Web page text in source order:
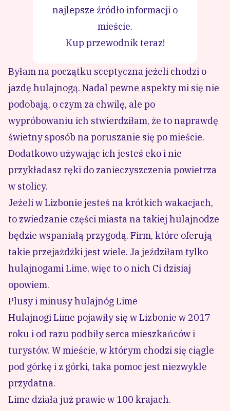
najlepsze źródło informacji o
mieście.
Kup przewodnik teraz!
Byłam na początku sceptyczna jeżeli chodzi o
jazdę hulajnogą. Nadal pewne aspekty mi się nie
podobają, o czym za chwilę, ale po
wypróbowaniu ich stwierdziłam, że to naprawdę
świetny sposób na poruszanie się po mieście.
Dodatkowo używając ich jesteś eko i nie
przykładasz ręki do zanieczyszczenia powietrza
w stolicy.
Jeżeli w Lizbonie jesteś na krótkich wakacjach,
to zwiedzanie części miasta na takiej hulajnodze
będzie wspaniałą przygodą. Firm, które oferują
takie przejażdżki jest wiele. Ja jeździłam tylko
hulajnogami Lime, więc to o nich Ci dzisiaj
opowiem.
Plusy i minusy hulajnóg Lime
Hulajnogi Lime pojawiły się w Lizbonie w 2017
roku i od razu podbiły serca mieszkańców i
turystów. W mieście, w którym chodzi się ciągle
pod górkę i z górki, taka pomoc jest niezwykle
przydatna.
Lime działa już prawie w 100 krajach.